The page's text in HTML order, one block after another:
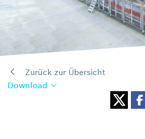
Zurück zur Übersicht
Download